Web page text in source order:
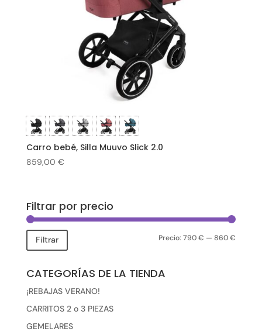
Carro bebé, Silla Muuvo Slick 2.0
859,00 €
Filtrar por precio
Filtrar Precio:790 € —860 €
CATEGORÍAS DE LA TIENDA
¡REBAJAS VERANO!
CARRITOS 2 o 3 PIEZAS
GEMELARES